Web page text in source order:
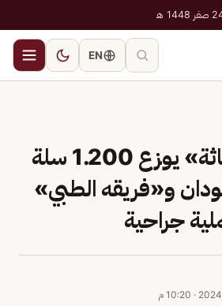
EN
«سلمان للإغاثة» يوزع 1.200 سلة
و«فريقه الطبي»
· 10:20 م